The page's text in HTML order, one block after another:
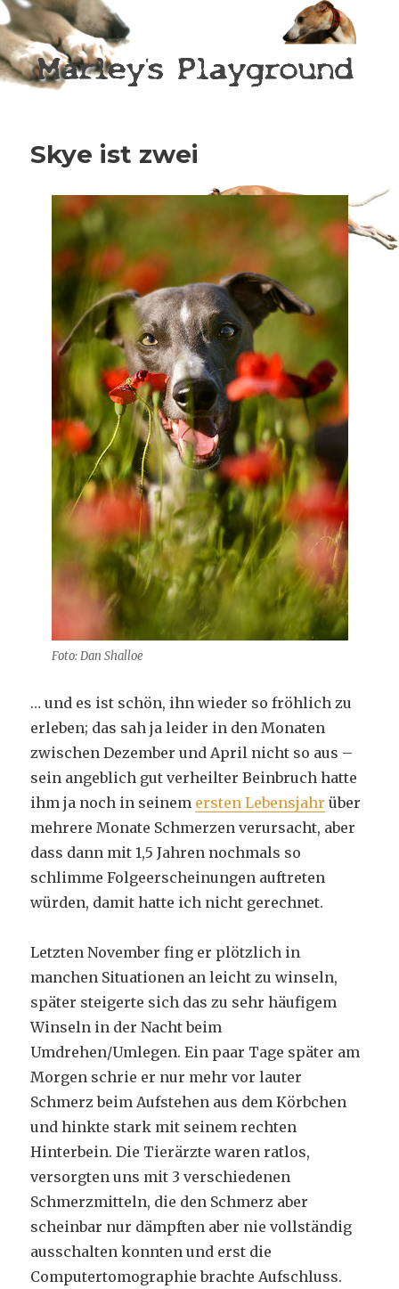
Marley's playground
Skye ist zwei
Foto: Dan Shalloe
… und es ist schön, ihn wieder so fröhlich zu
erleben; das sah ja leider in den Monaten
zwischen Dezember und April nicht so aus –
sein angeblich gut verheilter Beinbruch hatte
ihm ja noch in seinem ersten Lebensjahr über
mehrere Monate Schmerzen verursacht, aber
dass dann mit 1,5 Jahren nochmals so
schlimme Folgeerscheinungen auftreten
würden, damit hatte ich nicht gerechnet.
Letzten November fing er plötzlich in
manchen Situationen an leicht zu winseln,
später steigerte sich das zu sehr häufigem
Winseln in der Nacht beim
Umdrehen/Umlegen. Ein paar Tage später am
Morgen schrie er nur mehr vor lauter
Schmerz beim Aufstehen aus dem Körbchen
und hinkte stark mit seinem rechten
Hinterbein. Die Tierärzte waren ratlos,
versorgten uns mit 3 verschiedenen
Schmerzmitteln, die den Schmerz aber
scheinbar nur dämpften aber nie vollständig
ausschalten konnten und erst die
Computertomographie brachte Aufschluss.